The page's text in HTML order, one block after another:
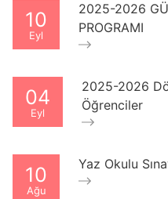
10
Eyl
2025-2026
PROGRAMI
04
Eyl
2025-2026
Öğrenciler
10
Ağu
Yaz Okulu